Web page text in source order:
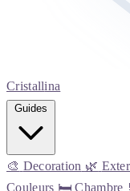
Cristallina
🎨 Decoration 🌿
Couleurs 🛏️ Chambre